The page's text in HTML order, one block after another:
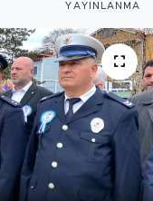
YAYINLANMA